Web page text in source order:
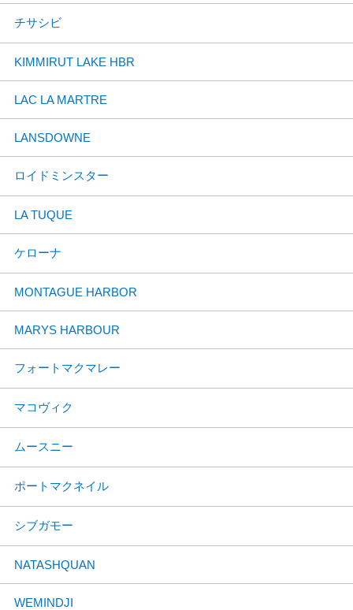
チサシビ
KIMMIRUT LAKE HBR
LAC LA MARTRE
LANSDOWNE
ロイドミンスター
LA TUQUE
ケローナ
MONTAGUE HARBOR
MARYS HARBOUR
フォートマクマレー
マコヴィク
ムースニー
ポートマクネイル
シブガモー
NATASHQUAN
WEMINDJI